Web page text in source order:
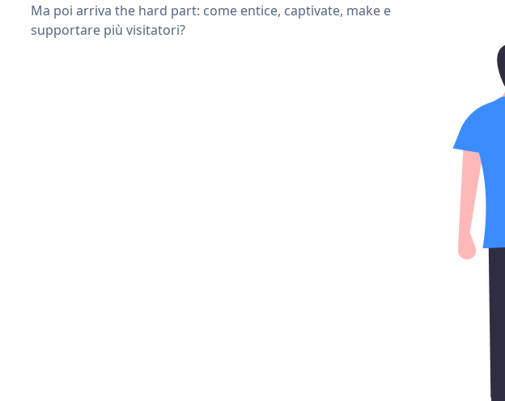
Ma poi arriva the hard part: come entice, captivate, make e
supportare più visitatori?